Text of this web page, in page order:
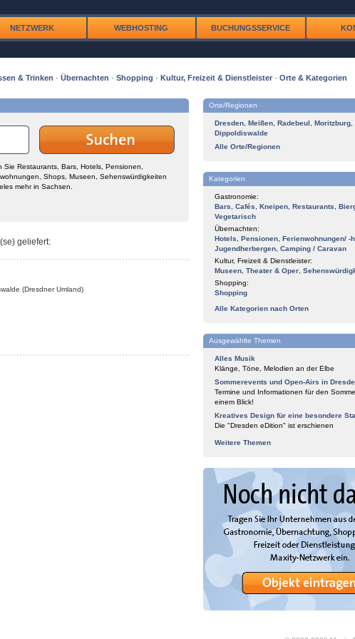
NETZWERK WEBHOSTING BUCHUNGSSERVICE
& Trinken · Übernachten · Shopping · Kultur, Freizeit & Dienstleister · Orte & Kategorien
Sie Restaurants, Bars, Hotels, Pensionen,
Shops, Museen, Sehenswürdigkeiten
mehr in Sachsen.
geliefert:
(Dresdner Umland)
Orte/Regionen
Dresden Meißen Radebeul Moritzburg
Dippoldiswalde
Alle Orte/Regionen
Kategorien
Gastronomie:
Bars
Cafés Kneipen Restaurants
Vegetarisch
Übernachten:
Hotels
Pensionen Ferienwohnungen/ -
Jugendherbergen Camping / Caravan
Kultur, Freizeit & Dienstleister:
Museen Theater & Oper
Shopping:
Shopping
Alle Kategorien nach Orten
Ausgewählte Themen
Alles Musik
Klänge, Töne, Melodien an der Elbe
Sommerevents und Open-Airs in
Termine und Informationen für den
einem Blick!
Kreatives Design für eine besondere
Die "Dresden eDition" ist erschienen
Weitere Themen